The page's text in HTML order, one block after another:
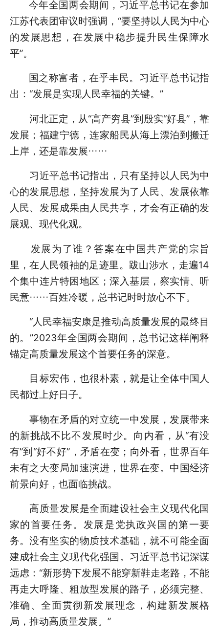
今年全国两会期间，习近平总书记在参加
江苏代表团审议时强调，“要坚持以人民为中心
的发展思想，在发展中稳步提升民生保障水
平”。
国之称富者，在乎丰民。习近平总书记指
出：“发展是实现人民幸福的关键。”
河北正定，从“高产穷县”到殷实“好县”，靠
发展；福建宁德，连家船民从海上漂泊到搬迁
上岸，还是靠发展……
习近平总书记指出，只有坚持以人民为中
心的发展思想，坚持发展为了人民、发展依靠
人民、发展成果由人民共享，才会有正确的发
展观、现代化观。
发展为了谁？答案在中国共产党的宗旨
里，在人民领袖的足迹里。跋山涉水，走遍14
个集中连片特困地区；深入基层，察实情、听
民意……百姓冷暖，总书记时时放心不下。
“人民幸福安康是推动高质量发展的最终目
的。”2023年全国两会期间，总书记这样阐释
锚定高质量发展这个首要任务的深意。
目标宏伟，也很朴素，就是让全体中国人
民都过上好日子。
事物在矛盾的对立统一中发展，发展带来
的新挑战不比不发展时少。向内看，从“有没
有”到“好不好”，矛盾在变；向外看，世界百年
未有之大变局加速演进，世界在变。中国经济
前景向好，也面临挑战。
高质量发展是全面建设社会主义现代化国
家的首要任务。发展是党执政兴国的第一要
务。没有坚实的物质技术基础，就不可能全面
建成社会主义现代化强国。习近平总书记深谋
远虑：“新形势下发展不能穿新鞋走老路，不能
再走大呼隆、粗放型发展的路子，必须完整、
准确、全面贯彻新发展理念，构建新发展格
局，推动高质量发展。”